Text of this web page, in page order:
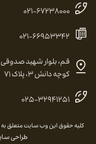
۰۲۱-۶۷۲۳۸۰۰۰
۰۲۱-۶۶۹۵۳۳۴۲
قم، بلوار شهید
کوچه دانش ۳، پلاک ۷۱
۰۲۵-۳۲۹۴۱۲۵۱
کلیه حقوق این وب سایت متعلق
طراحی